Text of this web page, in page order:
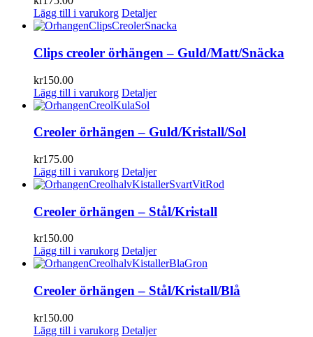
Lägg till i varukorg Detaljer
Clips creoler örhängen – Guld/Matt/Snäcka
kr150.00
Lägg till i varukorg Detaljer
Creoler örhängen – Guld/Kristall/Sol
kr175.00
Lägg till i varukorg Detaljer
Creoler örhängen – Stål/Kristall
kr150.00
Lägg till i varukorg Detaljer
Creoler örhängen – Stål/Kristall/Blå
kr150.00
Lägg till i varukorg Detaljer